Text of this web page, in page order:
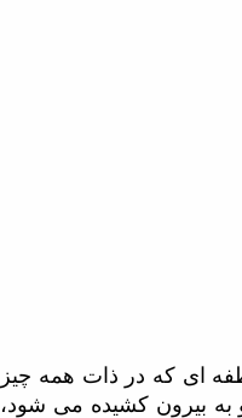
ای که در ذات همه چیز
بیرون کشیده می شود،